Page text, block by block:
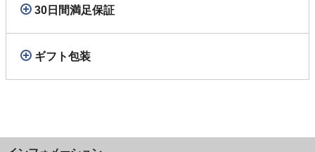
30日間満足保証
ギフト包装